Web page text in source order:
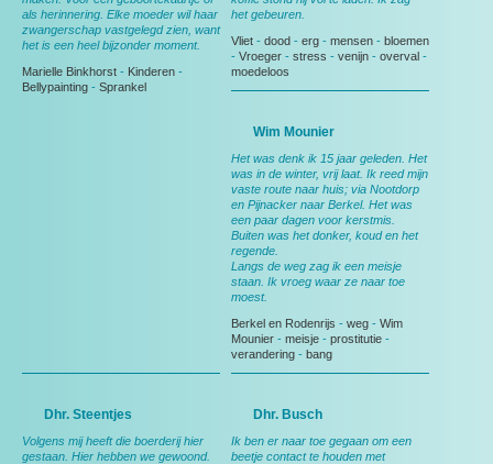
als herinnering. Elke moeder wil haar
zwangerschap vastgelegd zien, want
het is een heel bijzonder moment.
Marielle Binkhorst - Kinderen -
Bellypainting - Sprankel
het gebeuren.
Vliet - dood - erg - mensen - bloemen
- Vroeger - stress - venijn - overval -
moedeloos
Wim Mounier
Het was denk ik 15 jaar geleden. Het
was in de winter, vrij laat. Ik reed mijn
vaste route naar huis; via Nootdorp
en Pijnacker naar Berkel. Het was
een paar dagen voor kerstmis.
Buiten was het donker, koud en het
regende.
Langs de weg zag ik een meisje
staan. Ik vroeg waar ze naar toe
moest.
Berkel en Rodenrijs - weg - Wim
Mounier - meisje - prostitutie -
verandering - bang
Dhr. Steentjes
Volgens mij heeft die boerderij hier
gestaan. Hier hebben we gewoond.
Dhr. Busch
Ik ben er naar toe gegaan om een
beetje contact te houden met